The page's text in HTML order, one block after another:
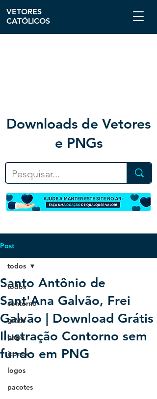
Downloads de Vetores
e PNGs
VETORES
CATÓLICOS
Post
todos
contorno
grátis
pago
ícones
logos
pacotes
todos
Santo Antônio de
Sant'Ana Galvão, Frei
Galvão | Download Grátis
Ilustração Contorno sem
fundo em PNG